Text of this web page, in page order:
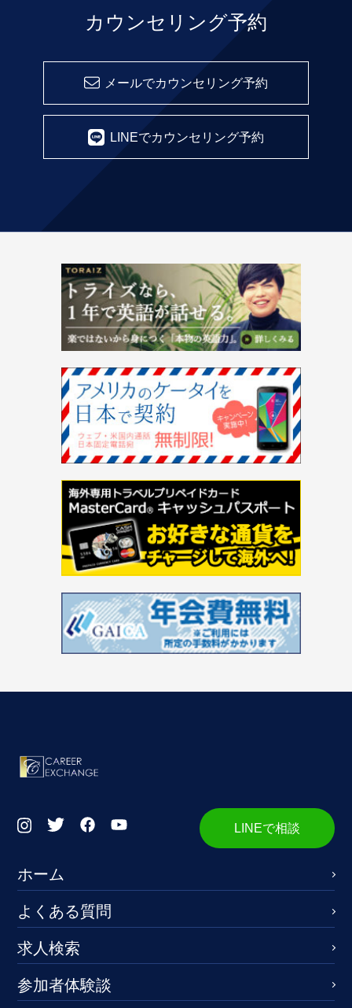
カウンセリング予約
メールでカウンセリング予約
LINEでカウンセリング予約
LINEで相談
ホーム
よくある質問
求人検索
参加者体験談